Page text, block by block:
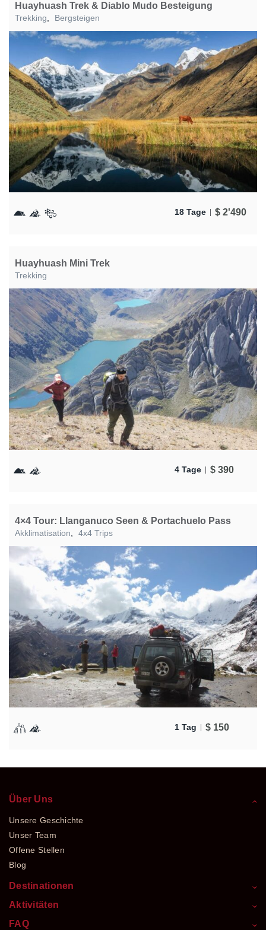
Huayhuash Trek & Diablo Mudo Besteigung
Trekking Bergsteigen
18 Tage $ 2'490
Huayhuash Mini Trek
Trekking
4 Tage $ 390
4×4 Tour: Llanganuco Seen & Portachuelo Pass
Akklimatisation 4x4 Trips
1 Tag $ 150
Über Uns
Unsere Geschichte
Unser Team
Offene Stellen
Blog
Destinationen
Aktivitäten
FAQ